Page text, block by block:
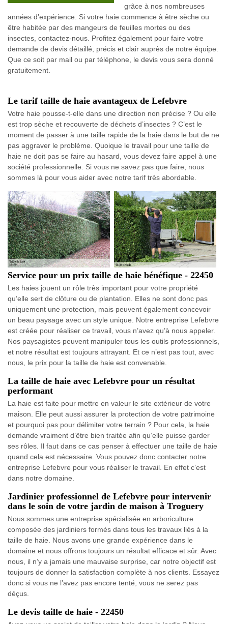
grâce à nos nombreuses
années d’expérience. Si votre haie commence à être sèche ou
être habitée par des mangeurs de feuilles mortes ou des
insectes, contactez-nous. Profitez également pour faire votre
demande de devis détaillé, précis et clair auprès de notre équipe.
Que ce soit par mail ou par téléphone, le devis vous sera donné
gratuitement.
Le tarif taille de haie avantageux de Lefebvre
Votre haie pousse-t-elle dans une direction non précise ? Ou elle
est trop sèche et recouverte de déchets d’insectes ? C’est le
moment de passer à une taille rapide de la haie dans le but de ne
pas aggraver le problème. Quoique le travail pour une taille de
haie ne doit pas se faire au hasard, vous devez faire appel à une
société professionnelle. Si vous ne savez pas que faire, nous
sommes là pour vous aider avec notre tarif très abordable.
Service pour un prix taille de haie bénéfique - 22450
Les haies jouent un rôle très important pour votre propriété
qu’elle sert de clôture ou de plantation. Elles ne sont donc pas
uniquement une protection, mais peuvent également concevoir
un beau paysage avec un style unique. Notre entreprise Lefebvre
est créée pour réaliser ce travail, vous n’avez qu’à nous appeler.
Nos paysagistes peuvent manipuler tous les outils professionnels,
et notre résultat est toujours attrayant. Et ce n’est pas tout, avec
nous, le prix pour la taille de haie est convenable.
La taille de haie avec Lefebvre pour un résultat
performant
La haie est faite pour mettre en valeur le site extérieur de votre
maison. Elle peut aussi assurer la protection de votre patrimoine
et pourquoi pas pour délimiter votre terrain ? Pour cela, la haie
demande vraiment d’être bien traitée afin qu’elle puisse garder
ses rôles. Il faut dans ce cas penser à effectuer une taille de haie
quand cela est nécessaire. Vous pouvez donc contacter notre
entreprise Lefebvre pour vous réaliser le travail. En effet c’est
dans notre domaine.
Jardinier professionnel de Lefebvre pour intervenir
dans le soin de votre jardin de maison à Troguery
Nous sommes une entreprise spécialisée en arboriculture
composée des jardiniers formés dans tous les travaux liés à la
taille de haie. Nous avons une grande expérience dans le
domaine et nous offrons toujours un résultat efficace et sûr. Avec
nous, il n’y a jamais une mauvaise surprise, car notre objectif est
toujours de donner la satisfaction complète à nos clients. Essayez
donc si vous ne l’avez pas encore tenté, vous ne serez pas
déçus.
Le devis taille de haie - 22450